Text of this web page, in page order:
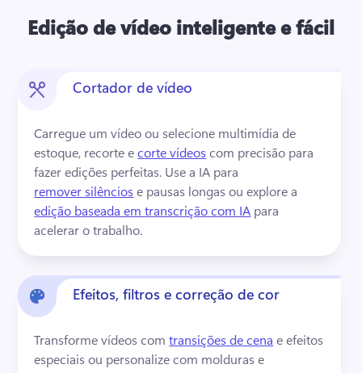
Edição de vídeo inteligente e fácil
Cortador de vídeo
Carregue um vídeo ou selecione multimídia de
estoque, recorte e corte vídeos com precisão para
fazer edições perfeitas. Use a IA para
remover silêncios e pausas longas ou explore a
edição baseada em transcrição com IA para
acelerar o trabalho.
Efeitos, filtros e correção de cor
Transforme vídeos com transições de cena e efeitos
especiais ou personalize com molduras e